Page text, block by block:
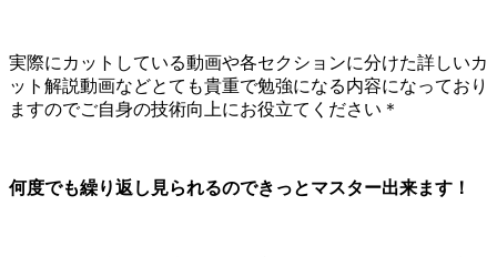
実際にカットしている動画や各セクションに分けた詳しいカ
ット解説動画などとても貴重で勉強になる内容になっており
ますのでご自身の技術向上にお役立てください＊
何度でも繰り返し見られるのできっとマスター出来ます！